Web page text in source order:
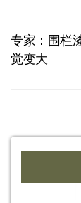
专家：围栏
觉变大